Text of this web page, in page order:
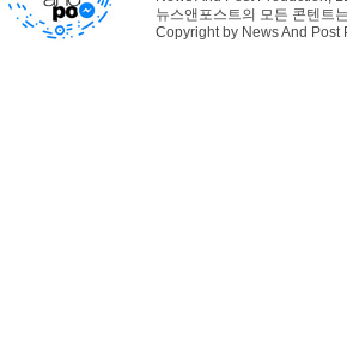
뉴스앤포스트의 모든 콘텐트
Copyright by News And Post